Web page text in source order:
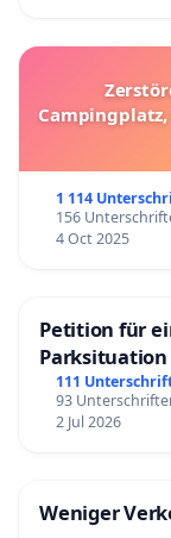
1 114
156
4 Oct 2025
Petition für
111
93
2 Jul 2026
Weniger